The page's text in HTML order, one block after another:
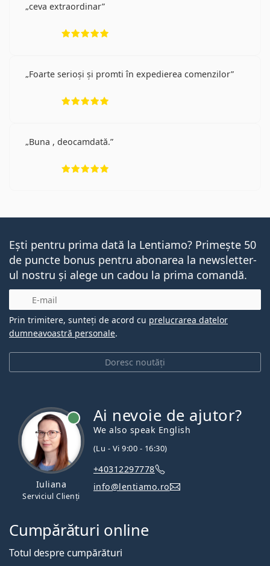
ceva extraordinar
Foarte serioși și promti în expedierea comenzilor
Buna , deocamdată.
Ești pentru prima dată la Lentiamo? Primește 50
de puncte bonus pentru abonarea la newsletter-
ul nostru și alege un cadou la prima comandă.
E-mail
Doresc noutăți
Prin trimitere, sunteți de acord cu prelucrarea datelor
dumneavoastră personale.
Iuliana
Serviciul Clienți
Ai nevoie de ajutor?
We also speak English
(Lu - Vi 9:00 - 16:30)
+40312297778
info@lentiamo.ro
Cumpărături online
Totul despre cumpărături